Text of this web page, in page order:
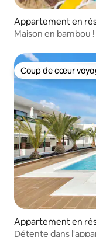
Appartement en
Maison en bambou
Coup de cœur
Coup de cœur
Appartement en
Détente dans